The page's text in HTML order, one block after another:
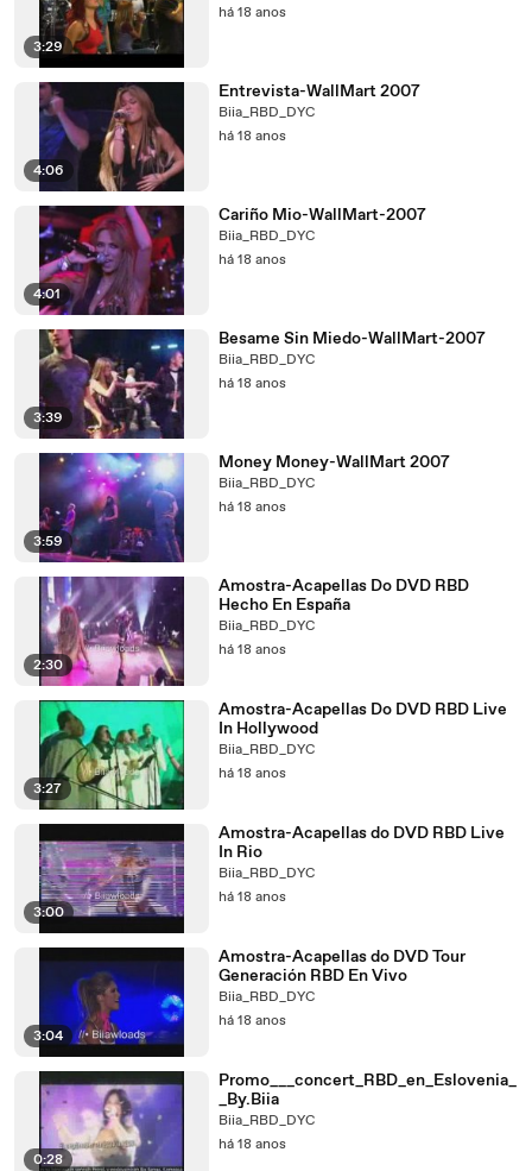
3:29
há 18 anos
4:06
Entrevista-WallMart 2007
Biia_RBD_DYC
há 18 anos
4:01
Cariño Mio-WallMart-2007
Biia_RBD_DYC
há 18 anos
3:39
Besame Sin Miedo-WallMart-2007
Biia_RBD_DYC
há 18 anos
3:59
Money Money-WallMart 2007
Biia_RBD_DYC
há 18 anos
2:30
Amostra-Acapellas Do DVD RBD
Hecho En España
Biia_RBD_DYC
há 18 anos
3:27
Amostra-Acapellas Do DVD RBD Live
In Hollywood
Biia_RBD_DYC
há 18 anos
3:00
Amostra-Acapellas do DVD RBD Live
In Rio
Biia_RBD_DYC
há 18 anos
3:04
Amostra-Acapellas do DVD Tour
Generación RBD En Vivo
Biia_RBD_DYC
há 18 anos
0:28
Promo___concert_RBD_en_Eslovenia_
_By.Biia
Biia_RBD_DYC
há 18 anos